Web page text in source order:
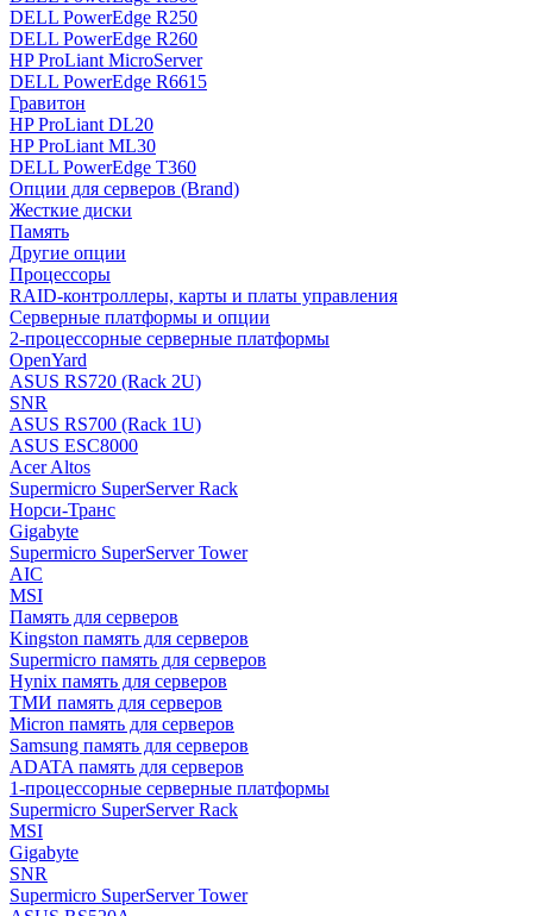
DELL PowerEdge R250
DELL PowerEdge R260
HP ProLiant MicroServer
DELL PowerEdge R6615
Гравитон
HP ProLiant DL20
HP ProLiant ML30
DELL PowerEdge T360
Опции для серверов (Brand)
Жесткие диски
Память
Другие опции
Процессоры
RAID-контроллеры, карты и платы управления
Серверные платформы и опции
2-процессорные серверные платформы
OpenYard
ASUS RS720 (Rack 2U)
SNR
ASUS RS700 (Rack 1U)
ASUS ESC8000
Acer Altos
Supermicro SuperServer Rack
Норси-Транс
Gigabyte
Supermicro SuperServer Tower
AIC
MSI
Память для серверов
Kingston память для серверов
Supermicro память для серверов
Hynix память для серверов
ТМИ память для серверов
Micron память для серверов
Samsung память для серверов
ADATA память для серверов
1-процессорные серверные платформы
Supermicro SuperServer Rack
MSI
Gigabyte
SNR
Supermicro SuperServer Tower